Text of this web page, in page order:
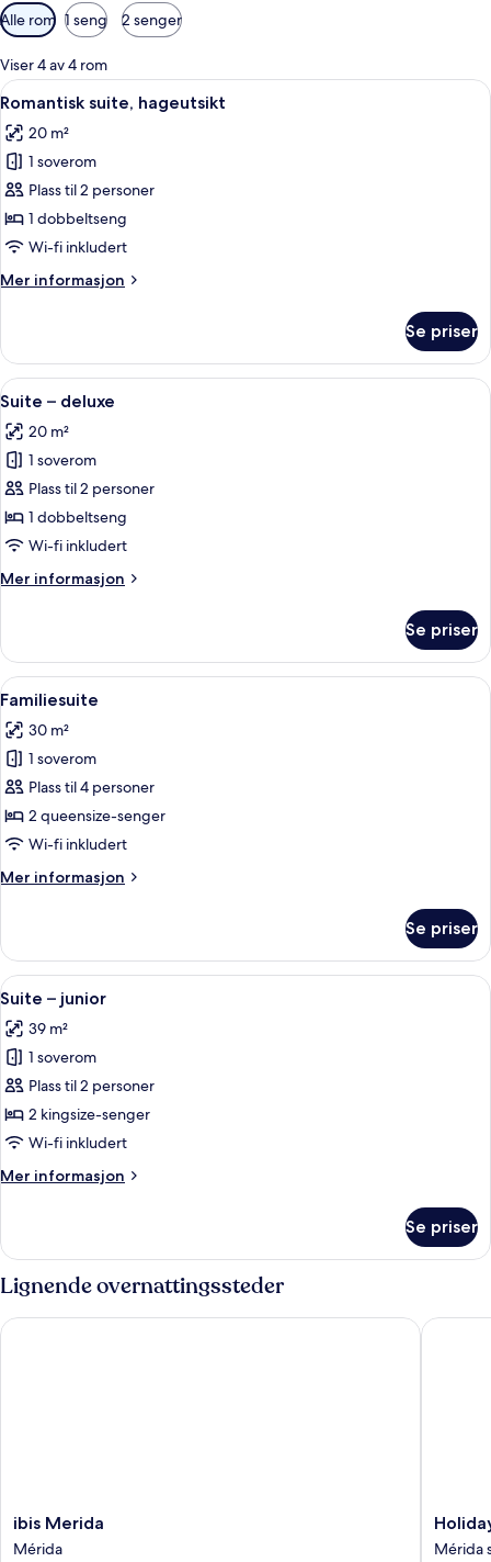
Tilgjengelige
filtre
for
rom
Alle rom 1 seng 2 senger
Viser 4 av 4 rom
Åpne
alle
bildene
av
Romantisk
suite,
hageutsikt
Romantisk suite, hageutsikt | Safe
6
Romantisk suite, hageutsikt
20 m²
1 soverom
Plass til 2 personer
1 dobbeltseng
Wi-fi inkludert
Mer informasjon
Mer
suite,
hageutsikt
Se priser
Åpne
alle
bildene
av
Suite
–
deluxe
Suite – deluxe | Safe på rommet,
5
Suite – deluxe
20 m²
1 soverom
Plass til 2 personer
1 dobbeltseng
Wi-fi inkludert
Mer informasjon
Mer
–
deluxe
Se priser
Åpne
alle
bildene
av
Familiesuite
Familiesuite | Safe på rommet,
4
Familiesuite
30 m²
1 soverom
Plass til 4 personer
2 queensize-senger
Wi-fi inkludert
Mer informasjon
Mer
Se priser
Åpne
alle
bildene
av
Suite
–
junior
Suite – junior | Safe på rommet,
4
Suite – junior
39 m²
1 soverom
Plass til 2 personer
2 kingsize-senger
Wi-fi inkludert
Mer informasjon
Mer
–
junior
Se priser
Lignende overnattingssteder
ibis
Merida
ibis Merida
Mérida
ibis Merida
Holiday
Inn
Mérida
Holiday